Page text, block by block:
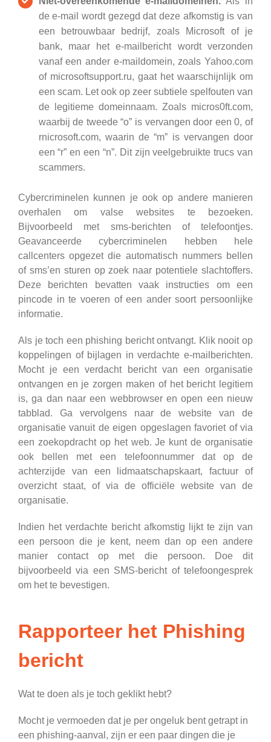
de e-mail wordt gezegd dat deze afkomstig is van
een betrouwbaar bedrijf, zoals Microsoft of je
bank, maar het e-mailbericht wordt verzonden
vanaf een ander e-maildomein, zoals Yahoo.com
of microsoftsupport.ru, gaat het waarschijnlijk om
een scam. Let ook op zeer subtiele spelfouten van
de legitieme domeinnaam. Zoals micros0ft.com,
waarbij de tweede “o” is vervangen door een 0, of
rnicrosoft.com, waarin de “m” is vervangen door
een “r” en een “n”. Dit zijn veelgebruikte trucs van
scammers.
Cybercriminelen kunnen je ook op andere manieren
overhalen om valse websites te bezoeken.
Bijvoorbeeld met sms-berichten of telefoontjes.
Geavanceerde cybercriminelen hebben hele
callcenters opgezet die automatisch nummers bellen
of sms’en sturen op zoek naar potentiele slachtoffers.
Deze berichten bevatten vaak instructies om een
pincode in te voeren of een ander soort persoonlijke
informatie.
Als je toch een phishing bericht ontvangt. Klik nooit op
koppelingen of bijlagen in verdachte e-mailberichten.
Mocht je een verdacht bericht van een organisatie
ontvangen en je zorgen maken of het bericht legitiem
is, ga dan naar een webbrowser en open een nieuw
tabblad. Ga vervolgens naar de website van de
organisatie vanuit de eigen opgeslagen favoriet of via
een zoekopdracht op het web. Je kunt de organisatie
ook bellen met een telefoonnummer dat op de
achterzijde van een lidmaatschapskaart, factuur of
overzicht staat, of via de officiële website van de
organisatie.
Indien het verdachte bericht afkomstig lijkt te zijn van
een persoon die je kent, neem dan op een andere
manier contact op met die persoon. Doe dit
bijvoorbeeld via een SMS-bericht of telefoongesprek
om het te bevestigen.
Rapporteer het Phishing
bericht
Wat te doen als je toch geklikt hebt?
Mocht je vermoeden dat je per ongeluk bent getrapt in
een phishing-aanval, zijn er een paar dingen die je